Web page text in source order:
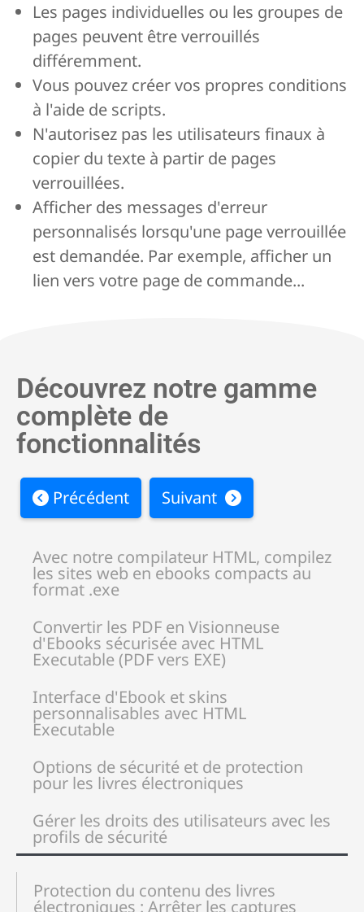
Les pages individuelles ou les groupes de
pages peuvent être verrouillés
différemment.
Vous pouvez créer vos propres conditions
à l'aide de scripts.
N'autorisez pas les utilisateurs finaux à
copier du texte à partir de pages
verrouillées.
Afficher des messages d'erreur
personnalisés lorsqu'une page verrouillée
est demandée. Par exemple, afficher un
lien vers votre page de commande...
Découvrez notre gamme
complète de
fonctionnalités
Précédent Suivant
Avec notre compilateur HTML, compilez
les sites web en ebooks compacts au
format .exe
Convertir les PDF en Visionneuse
d'Ebooks sécurisée avec HTML
Executable (PDF vers EXE)
Interface d'Ebook et skins
personnalisables avec HTML
Executable
Options de sécurité et de protection
pour les livres électroniques
Gérer les droits des utilisateurs avec les
profils de sécurité
Protection du contenu des livres
électroniques : Arrêter les captures